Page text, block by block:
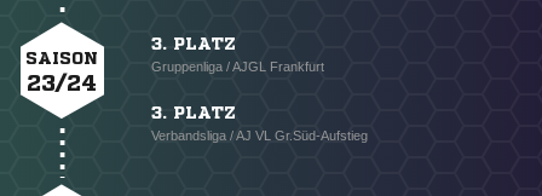
SAISON
23/24
3. PLATZ
Gruppenliga / AJGL Frankfurt
3. PLATZ
Verbandsliga / AJ VL Gr.Süd-Aufstieg